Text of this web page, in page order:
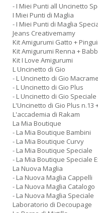
- I Miei Punti all Uncinetto
I Miei Punti di Maglia
- I Miei Punti di Maglia
Jeans Creativemamy
Kit Amigurumi Gatto +
Kit Amigurumi Renna +
Kit I Love Amigurumi
L Uncinetto di Gio
- L Uncinetto di Gio Macrame
- L Uncinetto di Gio Plus
- L Uncinetto di Gio Speciale
L'Uncinetto di Gio Plus n.13
L'accademia di Rakam
La Mia Boutique
- La Mia Boutique Bambini
- La Mia Boutique Curvy
- La Mia Boutique Speciale
- La Mia Boutique Speciale
La Nuova Maglia
- La Nuova Maglia Cappelli
- La Nuova Maglia Catalogo
- La Nuova Maglia Speciale
Laboratorio di Decoupage